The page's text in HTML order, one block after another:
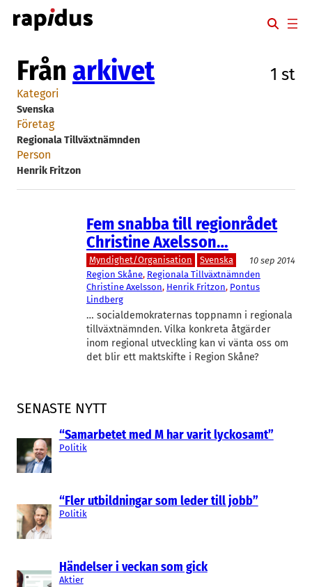
Hoppa
till
SENASTE NYTT
“Samarbetet med M har varit lyckosamt”
Politik
“Fler utbildningar som leder till jobb”
Politik
Händelser i veckan som gick
Aktier
Från arkivet 1 st
Kategori
Svenska
Företag
Regionala Tillväxtnämnden
Person
Henrik Fritzon
Fem snabba till regionrådet
Christine Axelsson…
Myndighet/Organisation Svenska
10 sep 2014
Region Skåne, Regionala Tillväxtnämnden
Christine Axelsson, Henrik Fritzon, Pontus
Lindberg
… socialdemokraternas toppnamn i regionala
tillväxtnämnden. Vilka konkreta åtgärder
inom regional utveckling kan vi vänta oss om
det blir ett maktskifte i Region Skåne?